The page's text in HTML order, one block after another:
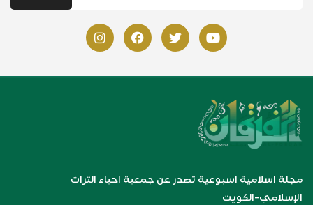
مجلة اسلامية اسبوعية تصدر عن جمعية احياء التراث
الإسلامي-الكويت